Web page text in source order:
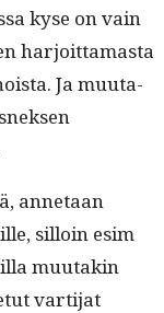
kyse on vain
har­joit­ta­mas­ta
Ja muu­ta­
annetaan
sil­loin esim
muu­takin
var­ti­jat